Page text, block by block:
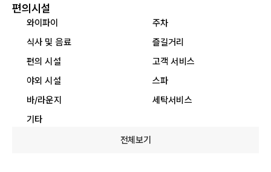
편의시설
와이파이
주차
식사 및 음료
즐길거리
편의 시설
고객 서비스
야외 시설
스파
바/라운지
세탁서비스
기타
전체보기